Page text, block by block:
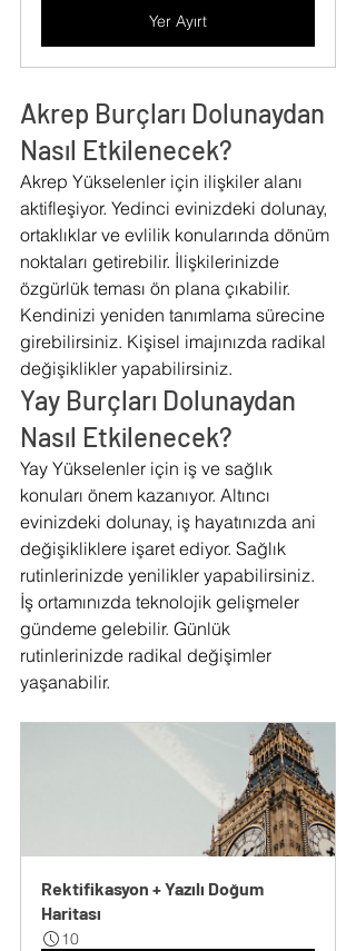
Yer Ayırt
Akrep Burçları Dolunaydan
Nasıl Etkilenecek?
Akrep Yükselenler için ilişkiler alanı
aktifleşiyor. Yedinci evinizdeki dolunay,
ortaklıklar ve evlilik konularında dönüm
noktaları getirebilir. İlişkilerinizde
özgürlük teması ön plana çıkabilir.
Kendinizi yeniden tanımlama sürecine
girebilirsiniz. Kişisel imajınızda radikal
değişiklikler yapabilirsiniz.
Yay Burçları Dolunaydan
Nasıl Etkilenecek?
Yay Yükselenler için iş ve sağlık
konuları önem kazanıyor. Altıncı
evinizdeki dolunay, iş hayatınızda ani
değişikliklere işaret ediyor. Sağlık
rutinlerinizde yenilikler yapabilirsiniz.
İş ortamınızda teknolojik gelişmeler
gündeme gelebilir. Günlük
rutinlerinizde radikal değişimler
yaşanabilir.
Rektifikasyon + Yazılı Doğum
Haritası
10